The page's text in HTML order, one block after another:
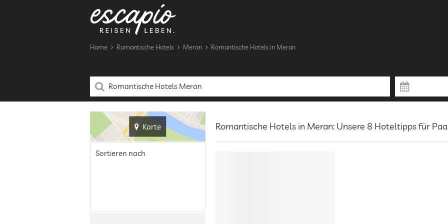
Home Romantische Hotels Meran Romantische Hotels in Meran
Karte Romantische Hotels in Meran: Unsere 8 Hoteltipps für
Sortieren nach